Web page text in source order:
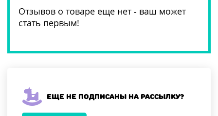
Отзывов о товаре еще нет - ваш может
стать первым!
Еще не подписаны на рассылку?